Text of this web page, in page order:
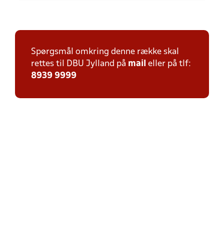
Spørgsmål omkring denne række skal
rettes til DBU Jylland på mail eller på tlf:
8939 9999